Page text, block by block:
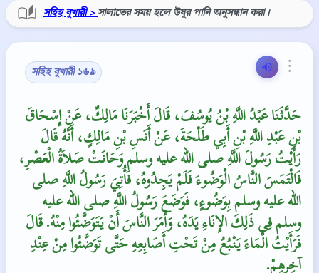
সহিহ বুখারী > সালাতের সময় হলে উযূর পানি অনুসন্ধান করা।
⋮
সহিহ বুখারী ১৬৯
حَدَّثَنَا عَبْدُ اللَّهِ بْنُ يُوسُفَ، قَالَ أَخْبَرَنَا مَالِكٌ، عَنْ إِسْحَاقَ
بْنِ عَبْدِ اللَّهِ بْنِ أَبِي طَلْحَةَ، عَنْ أَنَسِ بْنِ مَالِكٍ، أَنَّهُ قَالَ
رَأَيْتُ رَسُولَ اللَّهِ صلى الله عليه وسلم وَحَانَتْ صَلاَةُ الْعَصْرِ،
فَالْتَمَسَ النَّاسُ الْوَضُوءَ فَلَمْ يَجِدُوهُ، فَأُتِيَ رَسُولُ اللَّهِ صلى
الله عليه وسلم بِوَضُوءٍ، فَوَضَعَ رَسُولُ اللَّهِ صلى الله عليه
وسلم فِي ذَلِكَ الإِنَاءِ يَدَهُ، وَأَمَرَ النَّاسَ أَنْ يَتَوَضَّئُوا مِنْهُ‏.‏ قَالَ
فَرَأَيْتُ الْمَاءَ يَنْبُعُ مِنْ تَحْتِ أَصَابِعِهِ حَتَّى تَوَضَّئُوا مِنْ عِنْدِ
آخِرِهِمْ‏.‏